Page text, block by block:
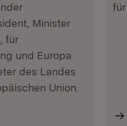
Minister
für
und Europa
des Landes
Union.
für